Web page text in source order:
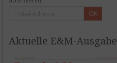
OK
Aktuelle E&M-Ausgabe